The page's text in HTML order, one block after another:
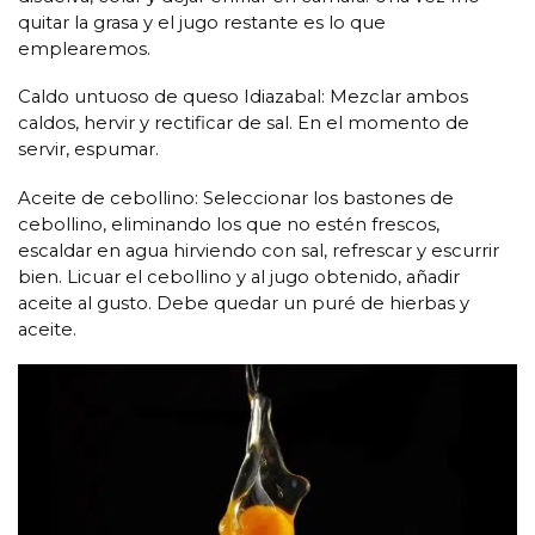
quitar la grasa y el jugo restante es lo que
emplearemos.
Caldo untuoso de queso Idiazabal: Mezclar ambos
caldos, hervir y rectificar de sal. En el momento de
servir, espumar.
Aceite de cebollino: Seleccionar los bastones de
cebollino, eliminando los que no estén frescos,
escaldar en agua hirviendo con sal, refrescar y escurrir
bien. Licuar el cebollino y al jugo obtenido, añadir
aceite al gusto. Debe quedar un puré de hierbas y
aceite.